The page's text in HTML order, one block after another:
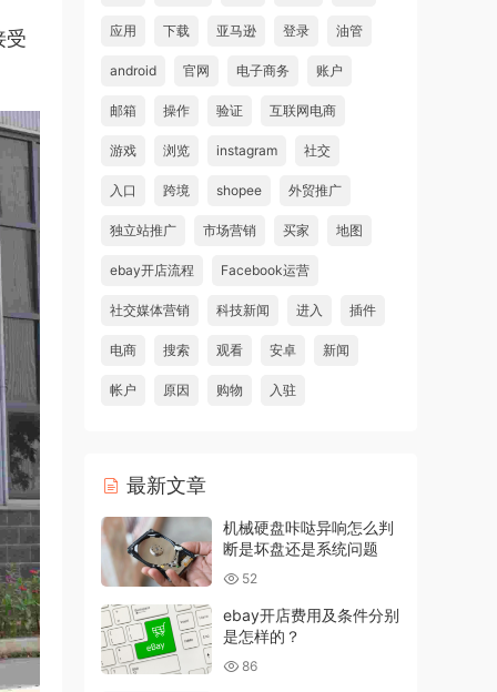
受
应用 下载 亚马逊 登录 油管
android 官网 电子商务 账户
邮箱 操作 验证 互联网电商
游戏 浏览 instagram 社交
入口 跨境 shopee 外贸推广
独立站推广 市场营销 买家 地图
ebay开店流程 Facebook运营
社交媒体营销 科技新闻 进入 插件
电商 搜索 观看 安卓 新闻
帐户 原因 购物 入驻
最新文章
机械硬盘咔哒异响怎么判
断是坏盘还是系统问题
52
ebay开店费用及条件分别
是怎样的？
86